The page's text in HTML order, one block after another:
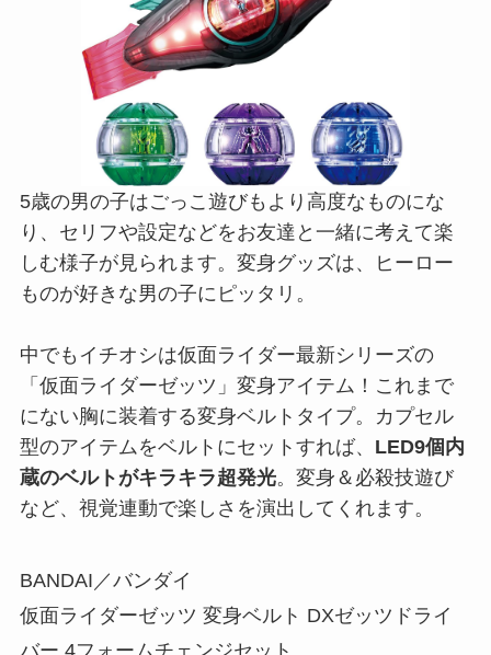
5歳の男の子はごっこ遊びもより高度なものにな
り、セリフや設定などをお友達と一緒に考えて楽
しむ様子が見られます。変身グッズは、ヒーロー
ものが好きな男の子にピッタリ。
中でもイチオシは仮面ライダー最新シリーズの
「仮面ライダーゼッツ」変身アイテム！これまで
にない胸に装着する変身ベルトタイプ。カプセル
型のアイテムをベルトにセットすれば、 LED9個内
蔵のベルトがキラキラ超発光。変身＆必殺技遊び
など、視覚連動で楽しさを演出してくれます。
BANDAI／バンダイ
仮面ライダーゼッツ 変身ベルト DXゼッツドライ
バー 4フォームチェンジセット